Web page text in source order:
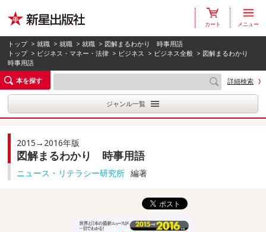
カート メニュー
トップ >就職 >就職 >就職 > 図解まるわかり 時事用語
トップ > ビジネス・マネー・法律 > ビジネス > ビジネス全般 > 図解まるわかり
時事用語
本を探す
詳細検索
ジャンル一覧
2015→2016年版
図解まるわかり 時事用語
ニュース・リテラシー研究所 編著